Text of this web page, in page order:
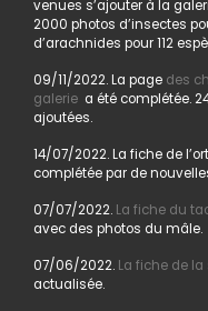
venues s’ajouter à la
2000 photos d’insectes
d’arachnides pour 112
09/11/2022. La page des
galerie a été complétée.
ajoutées.
14/07/2022. La fiche de
complétée par de
07/07/2022. La fiche du
avec des photos du mâle.
07/06/2022. La fiche de
actualisée.